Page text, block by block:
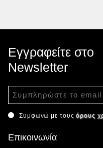
Εγγραφείτε στο
Newsletter
Συμφωνώ με τουςόρους
Επικοινωνία